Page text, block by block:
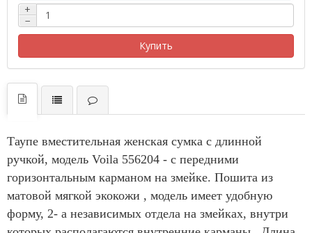
+
−
Купить
Таупе вместительная женская сумка с длинной
ручкой, модель Voila 556204 - с передними
горизонтальным карманом на змейке. Пошита из
матовой мягкой экокожи , модель имеет удобную
форму, 2- а независимых отдела на змейках, внутри